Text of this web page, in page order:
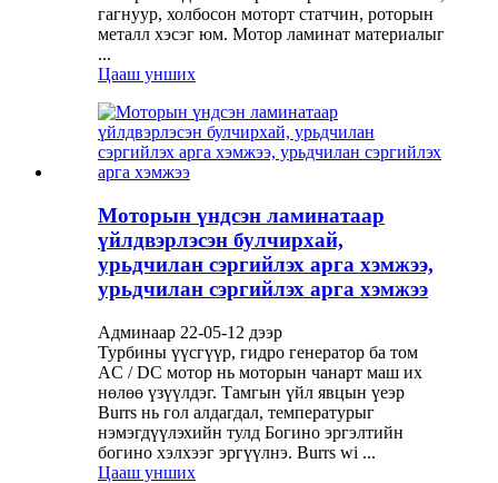
гагнуур, холбосон моторт статчин, роторын
металл хэсэг юм. Мотор ламинат материалыг
...
Цааш унших
Моторын үндсэн ламинатаар
үйлдвэрлэсэн булчирхай,
урьдчилан сэргийлэх арга хэмжээ,
урьдчилан сэргийлэх арга хэмжээ
Админаар 22-05-12 дээр
Турбины үүсгүүр, гидро генератор ба том
AC / DC мотор нь моторын чанарт маш их
нөлөө үзүүлдэг. Тамгын үйл явцын үеэр
Burrs нь гол алдагдал, температурыг
нэмэгдүүлэхийн тулд Богино эргэлтийн
богино хэлхээг эргүүлнэ. Burrs wi ...
Цааш унших